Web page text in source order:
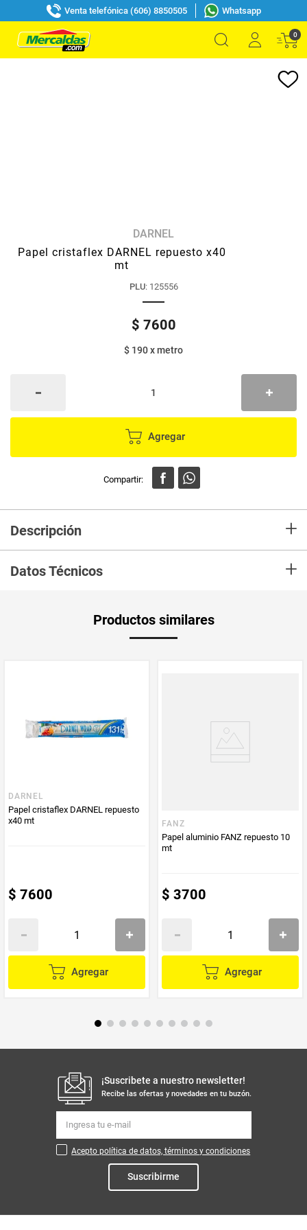
Venta telefónica (606) 8850505 Whatsapp
0
DARNEL
Papel cristaflex DARNEL repuesto x40
mt
PLU: 125556
$ 7600
$ 190xmetro
Agregar
Descripción +
Datos Técnicos +
Productos similares
DARNEL
Papel cristaflex DARNEL repuesto
x40 mt
$ 7600
Agregar
FANZ
Papel aluminio FANZ repuesto 10
mt
$ 3700
Agregar
¡Suscribete a nuestro newsletter!
Recibe las ofertas y novedades en tu buzón.
Acepto política de datos, términos y condiciones
Suscribirme